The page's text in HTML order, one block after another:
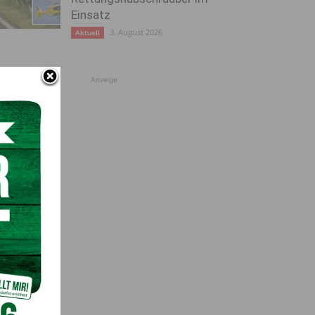
Einsatz
Aktuell 3. August 2026
Anzeige